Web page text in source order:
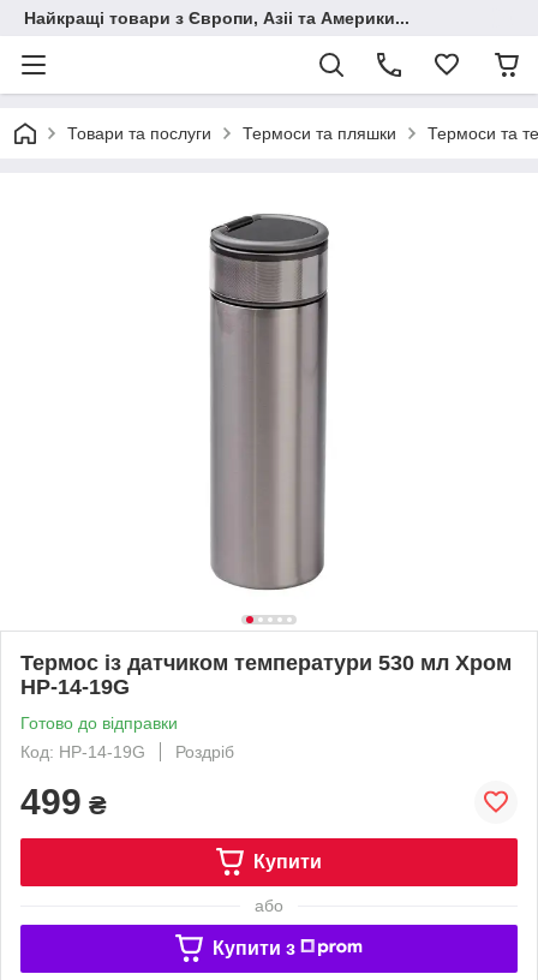
Найкращі товари з Європи, Азіі та Америки...
Товари та послуги Термоси та пляшки Термоси та
Термос із датчиком температури 530 мл Хром
HP-14-19G
Готово до відправки
Код: HP-14-19G
Роздріб
499 ₴
Купити
або
Купити з